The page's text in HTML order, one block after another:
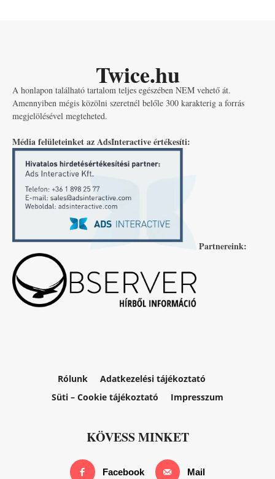
Twice.hu
A honlapon található tartalom teljes egészében NEM vehető át.
Amennyiben mégis közölni szeretnél belőle 300 karakterig a forrás
megjelölésével megteheted.
Média felületeinket az AdsInteractive értékesíti:
Partnereink:
Rólunk
Adatkezelési tájékoztató
Süti – Cookie tájékoztató
Impresszum
KÖVESS MINKET
Facebook Mail